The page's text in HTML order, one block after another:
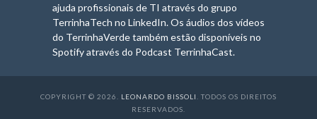
ajuda profissionais de TI através do grupo
TerrinhaTech no LinkedIn. Os áudios dos vídeos
do TerrinhaVerde também estão disponíveis no
Spotify através do Podcast TerrinhaCast.
COPYRIGHT © 2026. LEONARDO BISSOLI
. TODOS OS DIREITOS
RESERVADOS